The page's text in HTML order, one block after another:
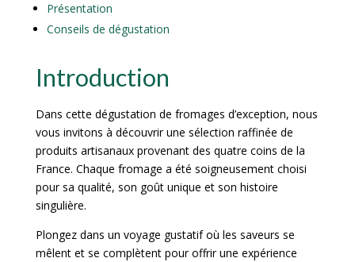
Présentation
Conseils de dégustation
Introduction
Dans cette dégustation de fromages d’exception, nous
vous invitons à découvrir une sélection raffinée de
produits artisanaux provenant des quatre coins de la
France. Chaque fromage a été soigneusement choisi
pour sa qualité, son goût unique et son histoire
singulière.
Plongez dans un voyage gustatif où les saveurs se
mêlent et se complètent pour offrir une expérience